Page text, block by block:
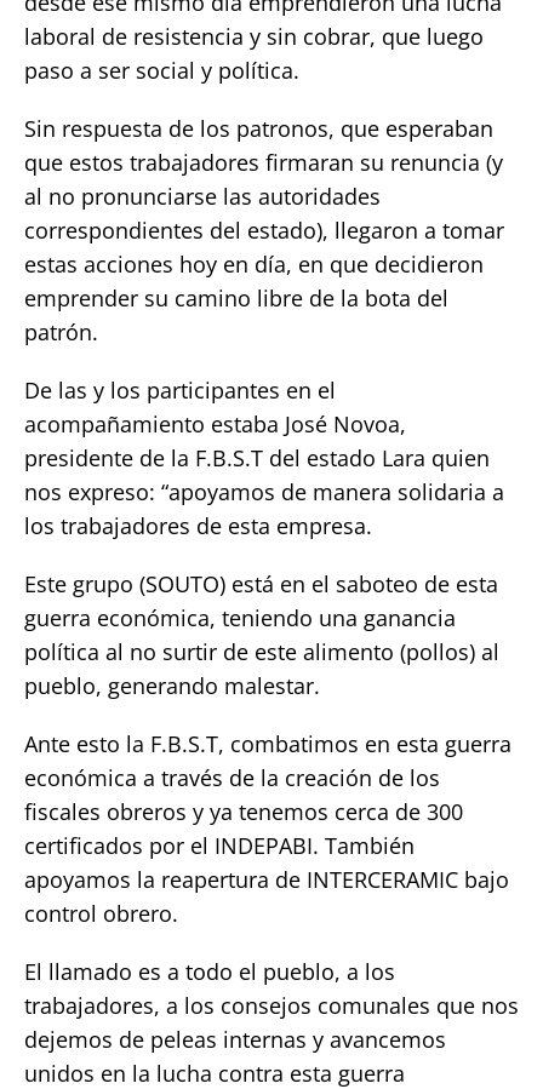
laboral de resistencia y sin cobrar, que luego
paso a ser social y política.
Sin respuesta de los patronos, que esperaban
que estos trabajadores firmaran su renuncia (y
al no pronunciarse las autoridades
correspondientes del estado), llegaron a tomar
estas acciones hoy en día, en que decidieron
emprender su camino libre de la bota del
patrón.
De las y los participantes en el
acompañamiento estaba José Novoa,
presidente de la F.B.S.T del estado Lara quien
nos expreso: “apoyamos de manera solidaria a
los trabajadores de esta empresa.
Este grupo (SOUTO) está en el saboteo de esta
guerra económica, teniendo una ganancia
política al no surtir de este alimento (pollos) al
pueblo, generando malestar.
Ante esto la F.B.S.T, combatimos en esta guerra
económica a través de la creación de los
fiscales obreros y ya tenemos cerca de 300
certificados por el INDEPABI. También
apoyamos la reapertura de INTERCERAMIC bajo
control obrero.
El llamado es a todo el pueblo, a los
trabajadores, a los consejos comunales que nos
dejemos de peleas internas y avancemos
unidos en la lucha contra esta guerra